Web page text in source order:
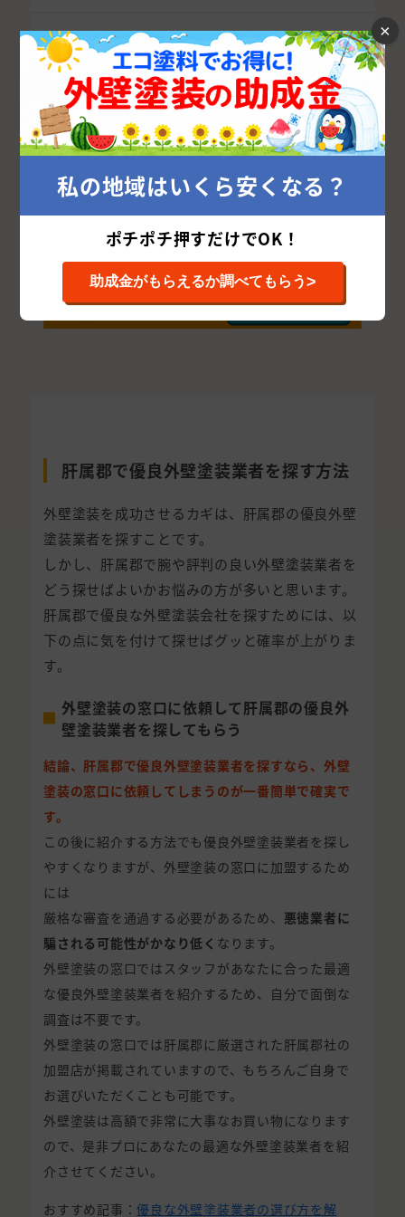
中国 岡山県 広島県 島根県 鳥取県 山口県
愛媛県 香川県 高知県 徳島県
九州・沖縄 福岡県 佐賀県 長崎県 熊本県
大分県
肝属郡で優良外壁塗装業者を探す方法
外壁塗装を成功させるカギは、肝属郡の優良外壁
塗装業者を探すことです。
しかし、肝属郡で腕や評判の良い外壁塗装業者を
どう探せばよいかお悩みの方が多いと思います。
肝属郡で優良な外壁塗装会社を探すためには、以
下の点に気を付けて探せばグッと確率が上がりま
す。
外壁塗装の窓口に依頼して肝属郡の優良外
壁塗装業者を探してもらう
結論、肝属郡で優良外壁塗装業者を探すなら、外壁
塗装の窓口に依頼してしまうのが一番簡単で確実で
す。
この後に紹介する方法でも優良外壁塗装業者を探し
やすくなりますが、外壁塗装の窓口に加盟するため
には
厳格な審査を通過する必要があるため、 悪徳業者に
騙される可能性がかなり低く なります。
外壁塗装の窓口ではスタッフがあなたに合った最適
な優良外壁塗装業者を紹介するため、自分で面倒な
調査は不要です。
外壁塗装の窓口では肝属郡に厳選された肝属郡社の
加盟店が掲載されていますので、もちろんご自身で
お選びいただくことも可能です。
外壁塗装は高額で非常に大事なお買い物になります
ので、是非プロにあなたの最適な外壁塗装業者を紹
介させてください。
おすすめ記事：優良な外壁塗装業者の選び方を解
×
私の地域はいくら安くなる？
ポチポチ押すだけでOK！
助成金がもらえるか調べてもらう>